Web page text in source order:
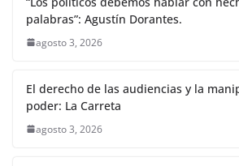
palabras”: Agustín Dorantes.
agosto 3, 2026
El derecho de las audiencias y la
poder: La Carreta
agosto 3, 2026